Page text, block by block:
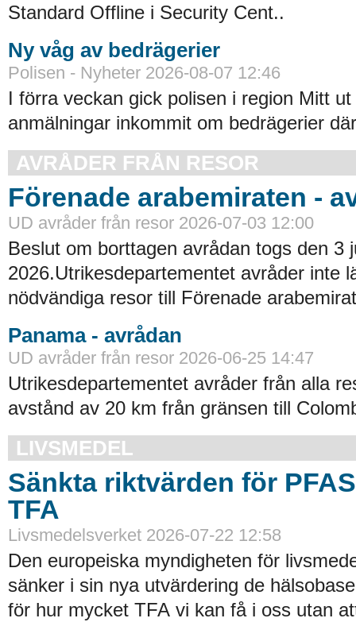
Standard Offline i Security Cent..
Ny våg av bedrägerier
Polisen - Nyheter 2026-08-07 12:46
I förra veckan gick polisen i region Mitt
anmälningar inkommit om bedrägerier
AVRÅDER FRÅN RESOR
Förenade arabemiraten -
UD avråder från resor 2026-07-03 12:00
Beslut om borttagen avrådan togs den 3
2026.Utrikesdepartementet avråder inte
nödvändiga resor till Förenade
Panama - avrådan
UD avråder från resor 2026-06-25 14:47
Utrikesdepartementet avråder från alla
avstånd av 20 km från gränsen till
LIVSMEDEL
Sänkta riktvärden för
TFA
Livsmedelsverket 2026-07-22 12:58
Den europeiska myndigheten för
sänker i sin nya utvärdering de
för hur mycket TFA vi kan få i oss utan